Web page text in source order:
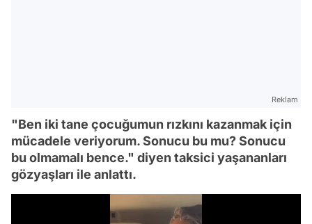
Reklam
"Ben iki tane çocuğumun rızkını kazanmak için
mücadele veriyorum. Sonucu bu mu? Sonucu
bu olmamalı bence." diyen taksici yaşananları
gözyaşları ile anlattı.